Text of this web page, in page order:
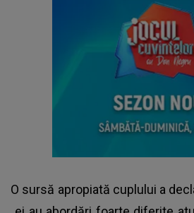
O sursă apropiată cuplului a